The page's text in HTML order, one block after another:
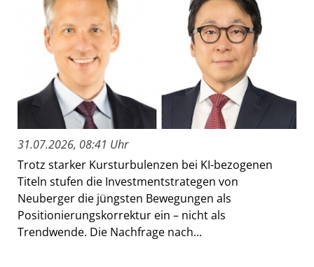
31.07.2026, 08:41 Uhr
Trotz starker Kursturbulenzen bei KI-bezogenen
Titeln stufen die Investmentstrategen von
Neuberger die jüngsten Bewegungen als
Positionierungskorrektur ein – nicht als
Trendwende. Die Nachfrage nach...